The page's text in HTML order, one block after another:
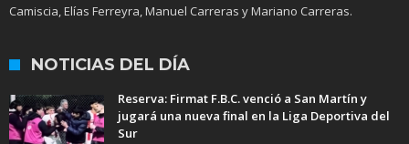
Camiscia, Elías Ferreyra, Manuel Carreras y Mariano Carreras.
NOTICIAS DEL DÍA
Reserva: Firmat F.B.C. venció a San Martín y
jugará una nueva final en la Liga Deportiva del
Sur